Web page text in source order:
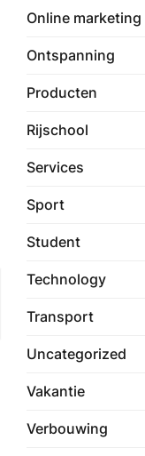
Online marketing
Ontspanning
Producten
Rijschool
Services
Sport
Student
Technology
Transport
Uncategorized
Vakantie
Verbouwing